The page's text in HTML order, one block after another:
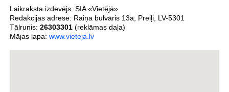
Laikraksta izdevējs: SIA «Vietējā»
Redakcijas adrese: Raiņa bulvāris 13a Preiļi, LV-5301
Tālrunis: 26303301(reklāmas daļa)
Mājas lapa: www.vieteja.lv